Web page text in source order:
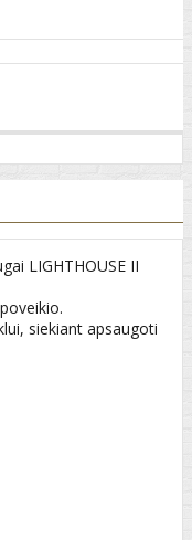
LIGHTHOUSE II
siekiant apsaugoti